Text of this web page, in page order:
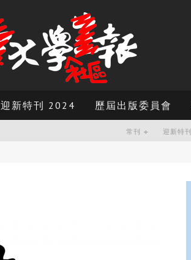
迎新特刊 2024 歷屆出版委員會
常刊 迎新特刊